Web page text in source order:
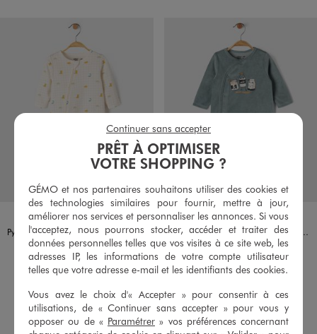
Disponible en 1 coloris
Pyjama dors bien en coton imprimé dinosaures ouverture devant par zip bébé
11,99 €
-50% sur le 2ème pyjama
AJOUTER AU PANIER
Disponible en 1 coloris
Pyjama en velours à ouverture devant imprimé bébé
11,99 €
-50% sur le 2ème pyjama
AJOUTERAU PANIER
PRÊT À OPTIMISER
VOTRE SHOPPING ?
GÉMO et nos partenaires souhaitons utiliser des cookies et
des technologies similaires pour fournir, mettre à jour,
améliorer nos services et personnaliser les annonces. Si vous
l'acceptez, nous pourrons stocker, accéder et traiter des
données personnelles telles que vos visites à ce site web, les
adresses IP, les informations de votre compte utilisateur
telles que votre adresse e-mail et les identifiants des cookies.
Vous avez le choix d'« Accepter » pour consentir à ces
utilisations, de « Continuer sans accepter » pour vous y
opposer ou de « Paramétrer » vos préférences concernant
Continuer sans accepter